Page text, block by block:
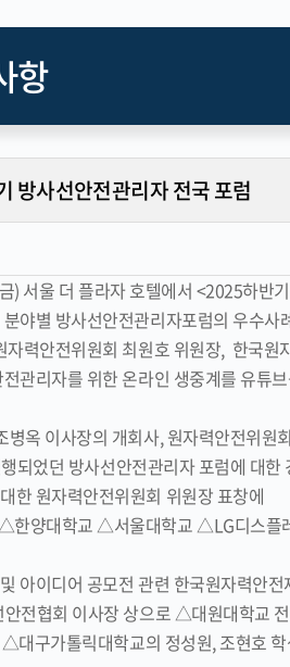
항
방사선안전관리자 전국 포럼
) 서울 더 플라자 호텔에서 <2025하반
야별 방사선안전관리자포럼의 우수
자력안전위원회 최원호 위원장, 한국
관리자를 위한 온라인 생중계를 유튜
병옥 이사장의 개회사, 원자력안전위
되었던 방사선안전관리자 포럼에 대
한 원자력안전위원회 위원장 표창에
양대학교 △서울대학교 △LG디스플
아이디어 공모전 관련 한국원자력
안전협회 이사장 상으로 △대원대학교
대구가톨릭대학교의 정성원, 조현호